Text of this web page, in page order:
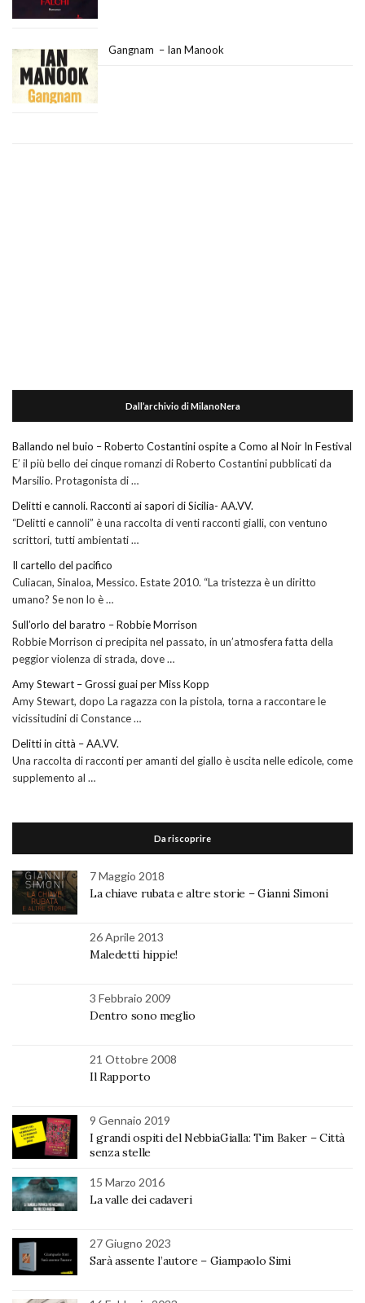
Gangnam – Ian Manook
Dall’archivio di MilanoNera
Ballando nel buio – Roberto Costantini ospite a Como al Noir In Festival
E’ il più bello dei cinque romanzi di Roberto Costantini pubblicati da
Marsilio. Protagonista di …
Delitti e cannoli. Racconti ai sapori di Sicilia- AA.VV.
“Delitti e cannoli” è una raccolta di venti racconti gialli, con ventuno
scrittori, tutti ambientati …
Il cartello del pacifico
Culiacan, Sinaloa, Messico. Estate 2010. “La tristezza è un diritto
umano? Se non lo è …
Sull’orlo del baratro – Robbie Morrison
Robbie Morrison ci precipita nel passato, in un’atmosfera fatta della
peggior violenza di strada, dove …
Amy Stewart – Grossi guai per Miss Kopp
Amy Stewart, dopo La ragazza con la pistola, torna a raccontare le
vicissitudini di Constance …
Delitti in città – AA.VV.
Una raccolta di racconti per amanti del giallo è uscita nelle edicole, come
supplemento al …
Da riscoprire
7 Maggio 2018
La chiave rubata e altre storie – Gianni Simoni
26 Aprile 2013
Maledetti hippie!
3 Febbraio 2009
Dentro sono meglio
21 Ottobre 2008
Il Rapporto
9 Gennaio 2019
I grandi ospiti del NebbiaGialla: Tim Baker – Città
senza stelle
15 Marzo 2016
La valle dei cadaveri
27 Giugno 2023
Sarà assente l’autore – Giampaolo Simi